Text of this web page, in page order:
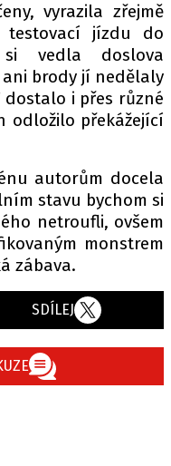
vyrazila zřejmě
jízdu do
vedla doslova
brody jí nedělaly
dostalo i přes různé
odložilo překážející
autorům docela
stavu bychom si
netroufli, ovšem
monstrem
zábava.
SDÍLEJ